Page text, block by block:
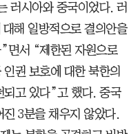
러시아와 중국이었다. 러
해 일방적으로 결의안을
면서 “제한된 자원으로
권 보호에 대한 북한의
되고 있다”고 했다. 중국
3분을 채우지 않았다.